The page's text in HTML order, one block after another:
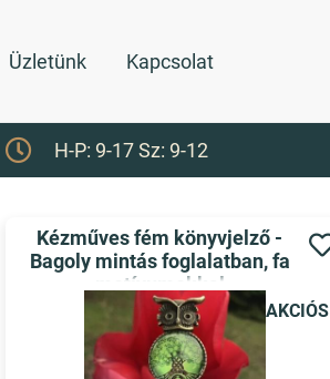
Üzletünk
Kapcsolat
H-P: 9-17 Sz: 9-12
AKCIÓS
Kézműves fém könyvjelző -
Bagoly mintás foglalatban, fa
motívumokkal